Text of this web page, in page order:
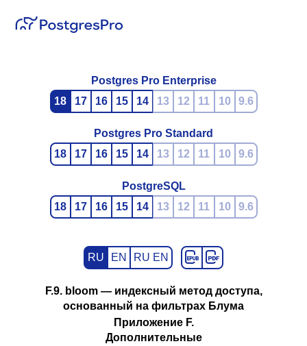
Postgres Pro Enterprise
18
17 16 15 14 13 12 11 10 9.6
Postgres Pro Standard
18
17 16 15 14 13 12 11 10 9.6
PostgreSQL
18
17 16 15 14 13 12 11 10 9.6
RU EN RU EN
F.9. bloom — индексный метод доступа,
основанный на фильтрах Блума
Приложение F.
Дополнительные